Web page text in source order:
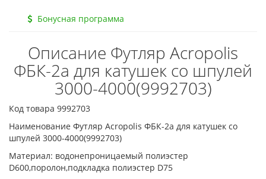
Бонусная программа
Описание Футляр Acropolis
ФБК-2а для катушек со шпулей
3000-4000(9992703)
Код товара 9992703
Наименование Футляр Acropolis ФБК-2а для катушек со
шпулей 3000-4000(9992703)
Материал: водонепроницаемый полиэстер
D600,поролон,подкладка полиэстер D75